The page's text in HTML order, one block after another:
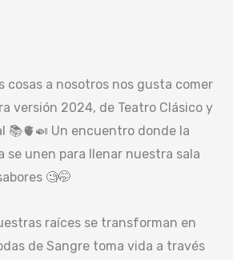
cosas a nosotros nos gusta comer
versión 2024, de Teatro Clásico y
📚🫀🍛 Un encuentro donde la
se unen para llenar nuestra sala
🧐🤭
raíces se transforman en
de Sangre toma vida a través